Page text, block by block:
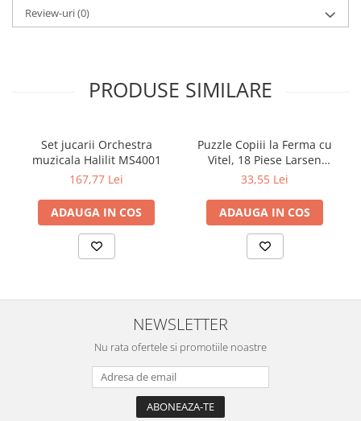
Review-uri(0)
PRODUSE SIMILARE
Set jucarii Orchestra
muzicala Halilit MS4001
167,77 Lei
ADAUGA IN COS
Puzzle Copiii la Ferma cu
Vitel, 18 Piese Larsen
LRBM6
33,55 Lei
ADAUGA IN COS
NEWSLETTER
Nu rata ofertele si promotiile noastre